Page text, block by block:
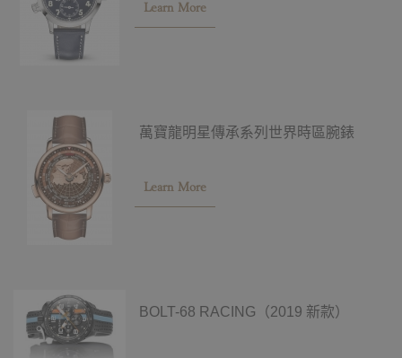
Learn More
萬寶龍明星傳承系列世界時區腕錶
Learn More
BOLT-68 RACING（2019 新款）